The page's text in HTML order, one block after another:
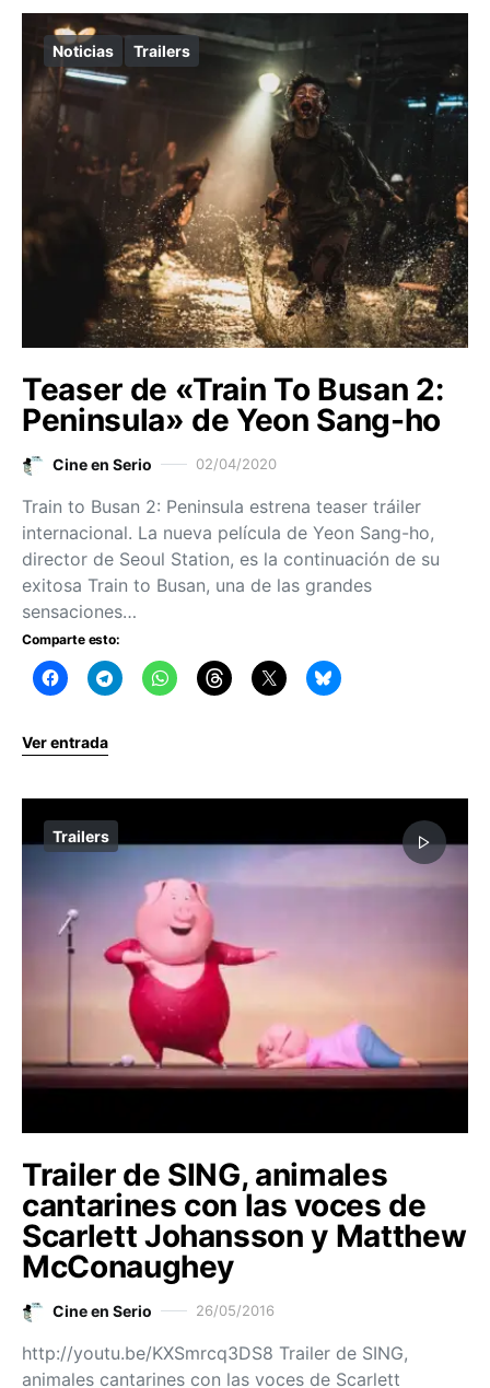
Noticias Trailers
Teaser de «Train To Busan 2:
Peninsula» de Yeon Sang-ho
Cine en Serio 02/04/2020
Train to Busan 2: Peninsula estrena teaser tráiler
internacional. La nueva película de Yeon Sang-ho,
director de Seoul Station, es la continuación de su
exitosa Train to Busan, una de las grandes
sensaciones…
Comparte esto:
Ver entrada
Trailers
Trailer de SING, animales
cantarines con las voces de
Scarlett Johansson y Matthew
McConaughey
Cine en Serio 26/05/2016
http://youtu.be/KXSmrcq3DS8 Trailer de SING,
animales cantarines con las voces de Scarlett